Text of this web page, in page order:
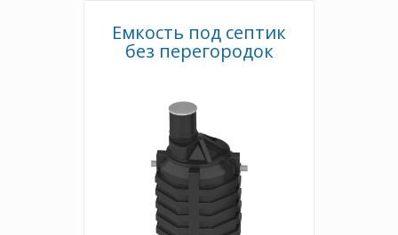
Емкость под септик
без перегородок